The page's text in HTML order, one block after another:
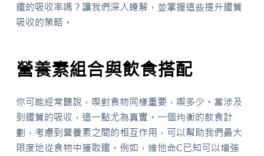
鐵的吸收率嗎？讓我們深入瞭解，並掌握這些提升鐵質
吸收的策略。
營養素組合與飲食搭配
你可能經常聽說，喫對食物同樣重要，喫多少。當涉及
到鐵質的吸收，這一點尤為真實。一個均衡的飲食計
劃，考慮到營養素之間的相互作用，可以幫助我們最大
限度地從食物中獲取鐵。例如，維他命C已知可以增強